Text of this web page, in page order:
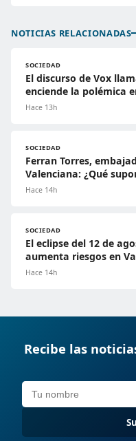
NOTICIAS RELACIONADAS
SOCIEDAD
El discurso de Vox
enciende la polémica
Hace 13h
SOCIEDAD
Ferran Torres,
Valenciana: ¿Qué
Hace 14h
SOCIEDAD
El eclipse del 12 de
aumenta riesgos en
Hace 14h
Recibe las